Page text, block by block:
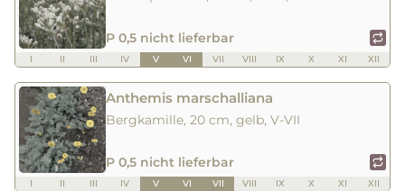
P 0,5 nicht lieferbar
I II III IV V VI VII VIII IX X XI XII
Anthemis marschalliana
Bergkamille, 20 cm, gelb, V-VII
P 0,5 nicht lieferbar
I II III IV V VI VII VIII IX X XI XII